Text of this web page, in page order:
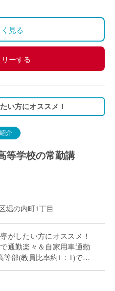
0.69カ月、12月：3カ月)
：2.3カ月、12月：3.0カ月 )※
見る
ーする
い方にオススメ！
紹介
等学校の常勤講
堀の内町1丁目
がしたい方にオススメ！
通勤楽々＆自家用車通勤
等部(教員比率約1：1)でス